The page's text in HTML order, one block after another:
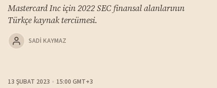
Mastercard Inc için 2022 SEC finansal alanlarının
Türkçe kaynak tercümesi.
SADI KAYMAZ
13 ŞUBAT 2023 15:00 GMT+3